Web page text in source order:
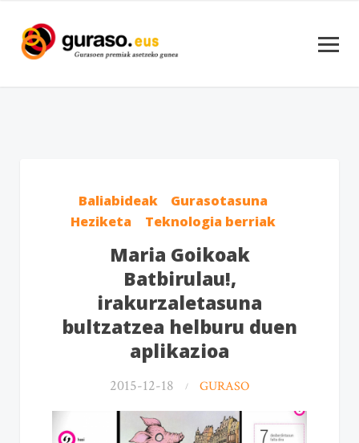
Baliabideak
Gurasotasuna
Heziketa
Teknologia berriak
Maria Goikoak
Batbirulau!,
irakurzaletasuna
bultzatzea helburu duen
aplikazioa
2015-12-18 GURASO